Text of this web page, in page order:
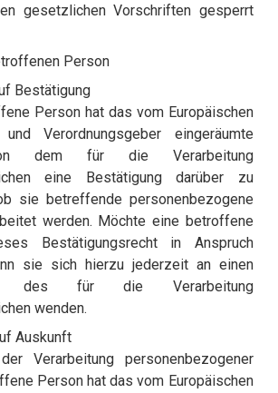
gesetzlichen Vorschriften gesperrt
Person
Bestätigung
Person hat das vom Europäischen
und Verordnungsgeber eingeräumte
dem für die Verarbeitung
eine Bestätigung darüber zu
sie betreffende personenbezogene
werden. Möchte eine betroffene
Bestätigungsrecht in Anspruch
sie sich hierzu jederzeit an einen
des für die Verarbeitung
wenden.
Auskunft
Verarbeitung personenbezogener
Person hat das vom Europäischen